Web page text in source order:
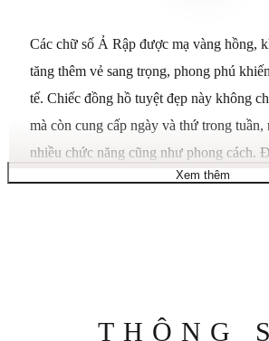
Các chữ số Ả Rập được mạ vàng hồng,
tăng thêm vẻ sang trọng, phong phú
tế. Chiếc đồng hồ tuyệt đẹp này không
mà còn cung cấp ngày và thứ trong tuần,
nhiều chức năng cũng như phong cách.
có khả năng chống nước, cho phép bạn
Viền: Mạ vàng hồng, khắc chữ số
Xem thêm
THÔNG